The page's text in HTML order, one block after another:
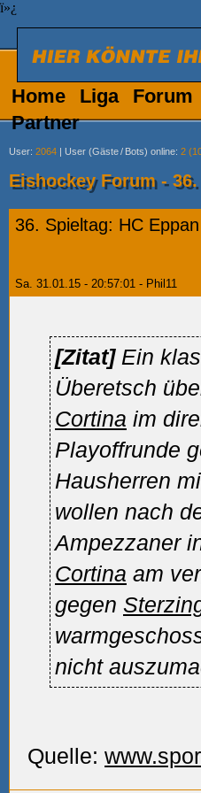
ï»¿
Home Liga Forum
Partner
User: 2064 | User (Gäste/ Bots) online: 2
Eishockey Forum -
36. Spieltag: HC
Sa. 31.01.15 - 20:57:01 - Phil11
[Zitat] Ein
Überetsch
Cortina im
Playoffrunde
Hausherren
wollen nach
Ampezzaner
Cortina am
gegen
nicht
Quelle: